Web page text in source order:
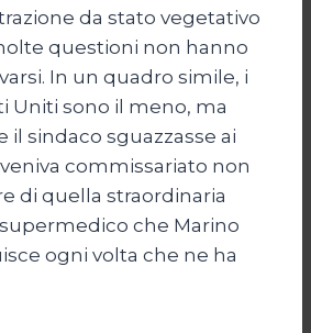
da stato vegetativo
questioni non hanno
In un quadro simile, i
Uniti sono il meno, ma
il sindaco sguazzasse ai
commissariato non
di quella straordinaria
che Marino
ogni volta che ne ha